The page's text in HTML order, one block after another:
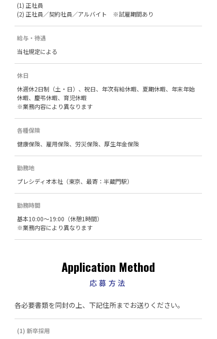
(1) 正社員
(2) 正社員／契約社員／アルバイト ※試雇期間あり
給与・待遇
当社規定による
休日
休週休2日制（土・日）、祝日、年次有給休暇、夏期休暇、年末年始
休暇、慶弔休暇、育児休暇
※業務内容により異なります
各種保険
健康保険、雇用保険、労災保険、厚生年金保険
勤務地
プレシディオ本社（東京、最寄：半蔵門駅）
勤務時間
基本10:00～19:00（休憩1時間）
※業務内容により異なります
Application Method
応募方法
各必要書類を同封の上、下記住所までお送りください。
(1) 新卒採用